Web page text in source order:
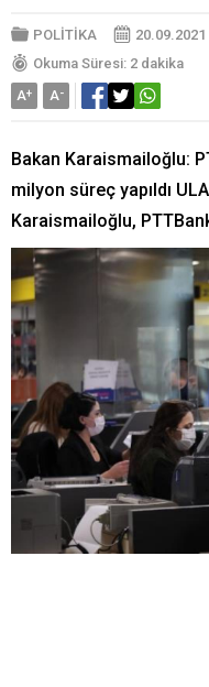
POLİTİKA 20.09.2021
Okuma Süresi: 2 dakika
A+ A-
Bakan Karaismailoğlu:
milyon süreç yapıldı
Karaismailoğlu,